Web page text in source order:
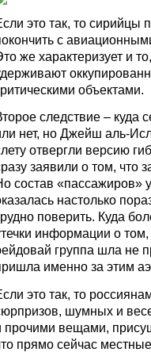
это так, то сирийцы
с
же характеризует и
объектами.
следствие – куда
нет, но Джейш аль-
отвергли версию
заявили о том, что
состав «пассажиров»
настолько
поверить. Куда
информации о том,
группа шла не
именно за этим
это так, то
шумных и
прочими вещами,
прямо сейчас